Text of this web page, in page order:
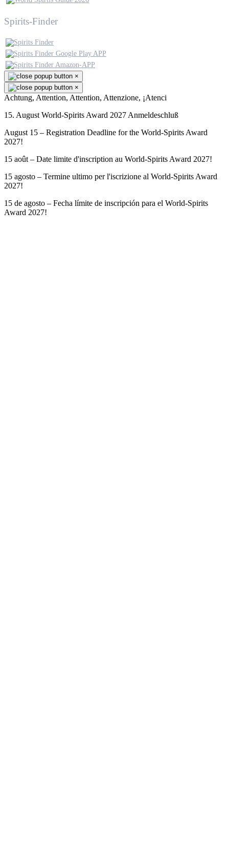
Spirits-Finder
×
×
Achtung, Attention, Attention, Attenzione, ¡Atenci
15. August World-Spirits Award 2027 Anmeldeschluß
August 15 – Registration Deadline for the World-Spirits Award
2027!
15 août – Date limite d'inscription au World-Spirits Award 2027!
15 agosto – Termine ultimo per l'iscrizione al World-Spirits Award
2027!
15 de agosto – Fecha límite de inscripción para el World-Spirits
Award 2027!